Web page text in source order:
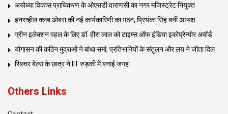
अयोध्या विकास प्राधिकरण के ओएसडी वाराणसी का नगर मजिस्ट्रेट नियुक्त
इनरव्हील क्लब ओबरा की नई कार्यकारिणी का गठन, प्रियंका सिंह बनीं अध्यक्ष
ग्रीन इलेक्शन पहल के लिए डॉ. हीरा लाल को टाइम्स ऑफ इंडिया इकोप्रेन्योर अवॉर्ड
योगासन की कठिन मुद्राओं ने बांधा समां, प्रतिभागियों के संतुलन और लय ने जीता दिल
सिल्वर बेल्स के छात्र ने IIT रुड़की में बनाई जगह
Others Links